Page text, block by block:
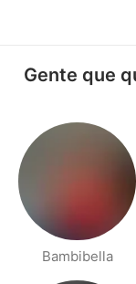
Gente que
Bambibella